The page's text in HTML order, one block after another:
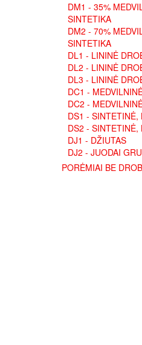
DM1 - 35%
SINTETIKA
DM2 - 70%
SINTETIKA
DL1 - LININĖ
DL2 - LININĖ
DL3 - LININĖ
DC1 -
DC2 -
DS1 - SINTETINĖ,
DS2 - SINTETINĖ,
DJ1 - DŽIUTAS
DJ2 - JUODAI
PORĖMIAI BE